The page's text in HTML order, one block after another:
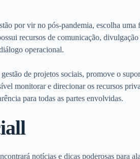
por vir no pós-pandemia, escolha uma
recursos de comunicação, divulgação
operacional.
de projetos sociais, promove o
monitorar e direcionar os recursos
para todas as partes envolvidas.
notícias e dicas poderosas para